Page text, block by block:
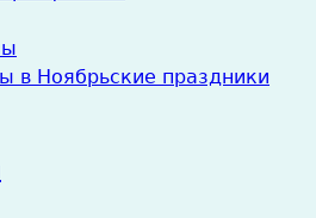
в Ноябрьские праздники